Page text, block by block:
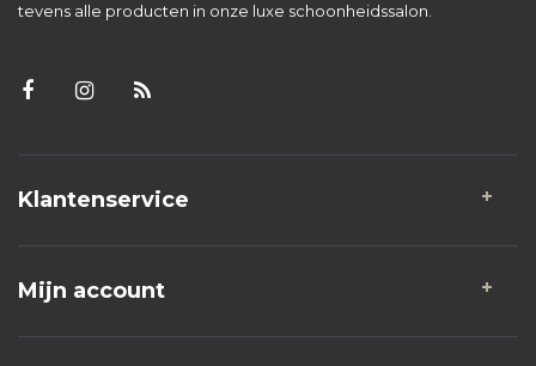
tevens alle producten in onze luxe schoonheidssalon.
Klantenservice
Mijn account